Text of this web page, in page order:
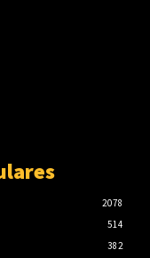
2078
514
382